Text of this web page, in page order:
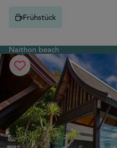
Frühstück
Naithon beach